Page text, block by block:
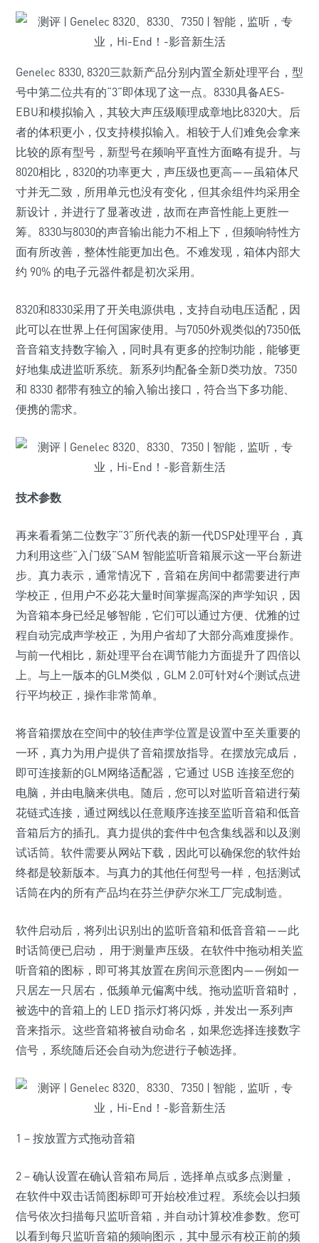
Genelec 8330, 8320三款新产品分别内置全新处理平台，型
号中第二位共有的“3”即体现了这一点。8330具备AES-
EBU和模拟输入，其较大声压级顺理成章地比8320大。后
者的体积更小，仅支持模拟输入。相较于人们难免会拿来
比较的原有型号，新型号在频响平直性方面略有提升。与
8020相比，8320的功率更大，声压级也更高——虽箱体尺
寸并无二致，所用单元也没有变化，但其余组件均采用全
新设计，并进行了显著改进，故而在声音性能上更胜一
筹。8330与8030的声音输出能力不相上下，但频响特性方
面有所改善，整体性能更加出色。不难发现，箱体内部大
约 90% 的电子元器件都是初次采用。
8320和8330采用了开关电源供电，支持自动电压适配，因
此可以在世界上任何国家使用。与7050外观类似的7350低
音音箱支持数字输入，同时具有更多的控制功能，能够更
好地集成进监听系统。新系列均配备全新D类功放。7350
和 8330 都带有独立的输入输出接口，符合当下多功能、
便携的需求。
技术参数
再来看看第二位数字“3”所代表的新一代DSP处理平台，真
力利用这些“入门级”SAM 智能监听音箱展示这一平台新进
步。真力表示，通常情况下，音箱在房间中都需要进行声
学校正，但用户不必花大量时间掌握高深的声学知识，因
为音箱本身已经足够智能，它们可以通过方便、优雅的过
程自动完成声学校正，为用户省却了大部分高难度操作。
与前一代相比，新处理平台在调节能力方面提升了四倍以
上。与上一版本的GLM类似，GLM 2.0可针对4个测试点进
行平均校正，操作非常简单。
将音箱摆放在空间中的较佳声学位置是设置中至关重要的
一环，真力为用户提供了音箱摆放指导。在摆放完成后，
即可连接新的GLM网络适配器，它通过 USB 连接至您的
电脑，并由电脑来供电。随后，您可以对监听音箱进行菊
花链式连接，通过网线以任意顺序连接至监听音箱和低音
音箱后方的插孔。真力提供的套件中包含集线器和以及测
试话筒。软件需要从网站下载，因此可以确保您的软件始
终都是较新版本。与真力的其他任何型号一样，包括测试
话筒在内的所有产品均在芬兰伊萨尔米工厂完成制造。
软件启动后，将列出识别出的监听音箱和低音音箱——此
时话筒便已启动， 用于测量声压级。在软件中拖动相关监
听音箱的图标，即可将其放置在房间示意图内——例如一
只居左一只居右，低频单元偏离中线。拖动监听音箱时，
被选中的音箱上的 LED 指示灯将闪烁，并发出一系列声
音来指示。这些音箱将被自动命名，如果您选择连接数字
信号，系统随后还会自动为您进行子帧选择。
1－按放置方式拖动音箱
2－确认设置在确认音箱布局后，选择单点或多点测量，
在软件中双击话筒图标即可开始校准过程。系统会以扫频
信号依次扫描每只监听音箱，并自动计算校准参数。您可
以看到每只监听音箱的频响图示，其中显示有校正前的频